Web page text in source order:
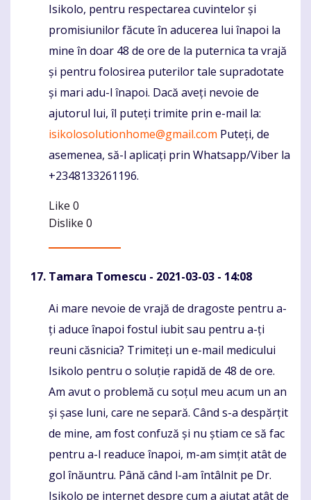
Isikolo, pentru respectarea cuvintelor și
promisiunilor făcute în aducerea lui înapoi la
mine în doar 48 de ore de la puternica ta vrajă
și pentru folosirea puterilor tale supradotate
și mari adu-l înapoi. Dacă aveți nevoie de
ajutorul lui, îl puteți trimite prin e-mail la:
isikolosolutionhome@gmail.com Puteți, de
asemenea, să-l aplicați prin Whatsapp/Viber la
+2348133261196.
Like 0
Dislike 0
Tamara Tomescu - 2021-03-03 - 14:08
Komentaras
Ai mare nevoie de vrajă de dragoste pentru a-
ți aduce înapoi fostul iubit sau pentru a-ți
reuni căsnicia? Trimiteți un e-mail medicului
Isikolo pentru o soluție rapidă de 48 de ore.
Am avut o problemă cu soțul meu acum un an
și șase luni, care ne separă. Când s-a despărțit
de mine, am fost confuză și nu știam ce să fac
pentru a-l readuce înapoi, m-am simțit atât de
gol înăuntru. Până când l-am întâlnit pe Dr.
Isikolo pe internet despre cum a ajutat atât de